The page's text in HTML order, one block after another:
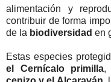
alimentación y
contribuir de forma
de la biodiversidad en
Estas especies
el Cernícalo primilla,